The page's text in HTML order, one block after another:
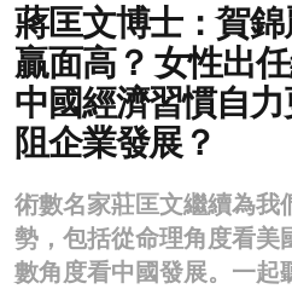
健康
商業
科技
影片
名家榜
灼見活動
蔣匡文博士：賀
贏面高？ 女性出
中國經濟習慣自
阻企業發展？
術數名家莊匡文繼續為我
勢，包括從命理角度看美
數角度看中國發展。一起